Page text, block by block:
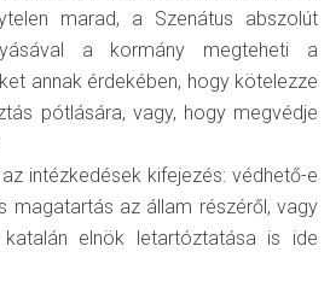
marad, a Szenátus abszolút
a kormány megteheti a
annak érdekében, hogy kötelezze
pótlására, vagy, hogy megvédje
intézkedések kifejezés: védhető-e
magatartás az állam részéről, vagy
elnök letartóztatása is ide